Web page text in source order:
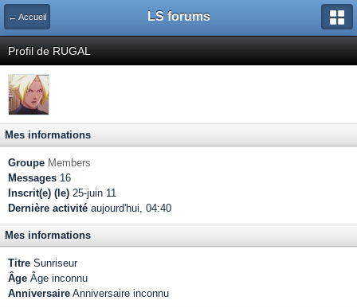
← Accueil LS forums
Profil de RUGAL
Mes informations
Groupe Members
Messages 16
Inscrit(e) (le) 25-juin 11
Dernière activité aujourd'hui, 04:40
Mes informations
Titre Sunriseur
Âge Âge inconnu
Anniversaire Anniversaire inconnu